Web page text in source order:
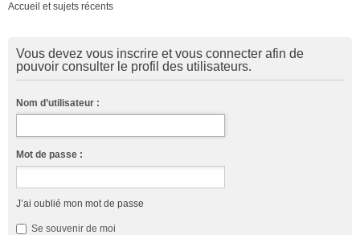
Accueil et sujets récents
Vous devez vous inscrire et vous connecter afin de
pouvoir consulter le profil des utilisateurs.
Nom d’utilisateur :
Mot de passe :
J’ai oublié mon mot de passe
Se souvenir de moi